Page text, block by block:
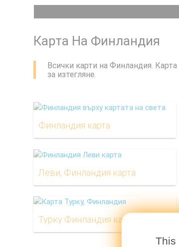
Карта На Финландия
Всички карти на Финландия.
за изтегляне.
Финландия карта
Леви, Финландия карта
Турку Финландия карта
This